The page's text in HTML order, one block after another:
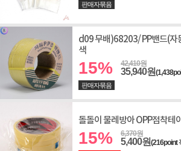
판매자묶음
d09 무배)68203/ PP밴드(
색
15% 42,410원
35,940원
판매자묶음
돌돌이 물레방아 OPP점착테
15% 6,370원
5,400원(216point